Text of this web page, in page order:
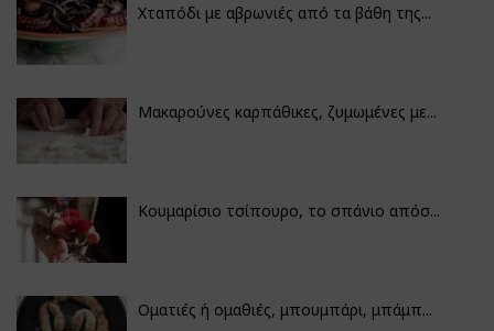
Χταπόδι με αβρωνιές από τα βάθη της...
Μακαρούνες καρπάθικες, ζυμωμένες με...
Κουμαρίσιο τσίπουρο, το σπάνιο απόσ...
Οματιές ή ομαθιές, μπουμπάρι, μπάμπ...